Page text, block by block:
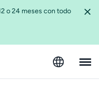
o 24 meses con todo